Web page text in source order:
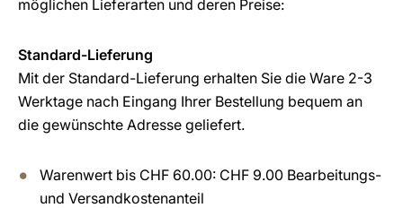
möglichen Lieferarten und deren Preise:
Standard-Lieferung
Mit der Standard-Lieferung erhalten Sie die Ware 2-3
Werktage nach Eingang Ihrer Bestellung bequem an
die gewünschte Adresse geliefert.
Warenwert bis CHF 60.00: CHF 9.00 Bearbeitungs-
und Versandkostenanteil